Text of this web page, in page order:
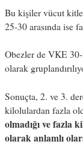
Bu kişiler vücut
25-30 arasında ise
Obezler de VKE 30-
olarak
Sonuçta, 2. ve 3.
kilolulardan fazla
olmadığı ve fazla
olarak anlamlı